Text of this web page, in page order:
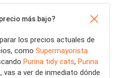
más bajo?
los precios actuales de
como Supermayorista
Purina tidy cats, Purina
, vas a ver de inmediato dónde